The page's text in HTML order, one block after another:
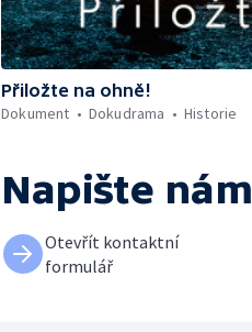
Přiložte na ohně!
Dokument
Dokudrama Historie
Napište nám
Otevřít kontaktní
formulář